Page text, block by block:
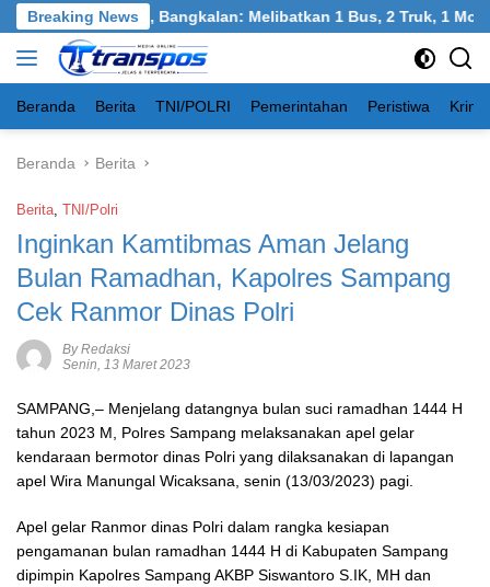
Langsung
ke
konten
Breaking News
Burneh, Bangkalan: Melibatkan 1 Bus, 2 Truk, 1 Mobil, 1
Beranda Berita TNI/POLRI Pemerintahan Peristiwa
Beranda Berita
Berita, TNI/Polri
Inginkan Kamtibmas Aman Jelang
Bulan Ramadhan, Kapolres Sampang
Cek Ranmor Dinas Polri
By Redaksi
Senin, 13 Maret 2023
SAMPANG,– Menjelang datangnya bulan suci ramadhan 1444 H
tahun 2023 M, Polres Sampang melaksanakan apel gelar
kendaraan bermotor dinas Polri yang dilaksanakan di lapangan
apel Wira Manungal Wicaksana, senin (13/03/2023) pagi.
Apel gelar Ranmor dinas Polri dalam rangka kesiapan
pengamanan bulan ramadhan 1444 H di Kabupaten Sampang
dipimpin Kapolres Sampang AKBP Siswantoro S.IK, MH dan